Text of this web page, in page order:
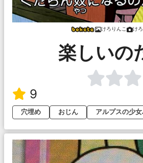
けろりんこ け
楽しいの
9
穴埋め
おじん アルプスの少